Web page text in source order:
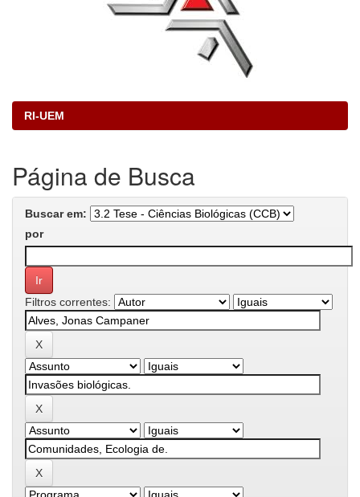
RI-UEM
Página de Busca
Buscar em:
por
Filtros correntes: